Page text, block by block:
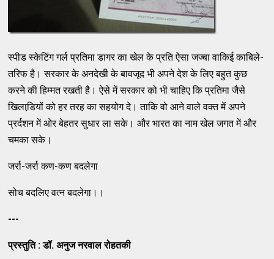
स्पीड स्केटिंग गर्ल प्रतिमा डागर का खेल के प्रति ऐसा जज्बा वाकिई काबिले-
तरिफ है। सरकार के अनदेखी के बावजूद भी अपने देश के लिए बहुत कुछ
करने की हिम्मत रखती है। ऐसे में सरकार को भी चाहिए कि प्रतिमा जैसे
खिलाडि़यों को हर तरह का सहयोग दे। ताकि वो आने वाले वक्त में अपने
प्रर्दशन में ओर बेहतर सुधार ला सके। और भारत का नाम खेल जगत में और
चमका सके।
जर्रा-जर्रा कण-कण बदलेगा
सोच बदलिए वत्न बदलेगा।।
---
प्रस्तुति : डॉ. अनुज नरवाल रोहतकी